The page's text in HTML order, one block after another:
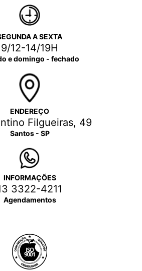
A SEXTA
9/12-14/19H
e domingo - fechado
ENDEREÇO
Filgueiras, 49
Santos - SP
INFORMAÇÕES
3322-4211
Agendamentos